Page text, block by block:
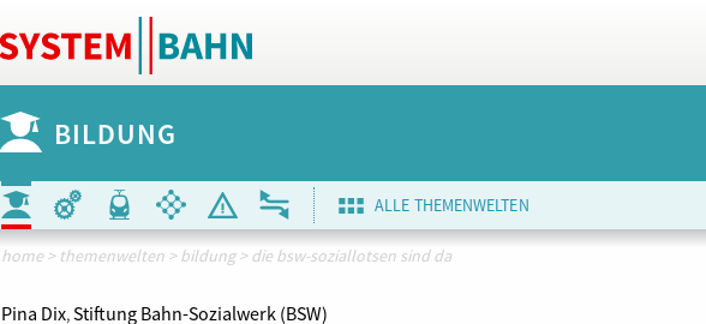
BILDUNG
ALLE THEMENWELTEN
home > themenwelten >bildung >die bsw-soziallotsen sind da
Pina Dix,Stiftung Bahn-Sozialwerk (BSW)